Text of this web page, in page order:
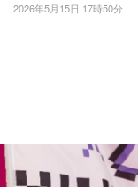
2026年5月15日 17時50分